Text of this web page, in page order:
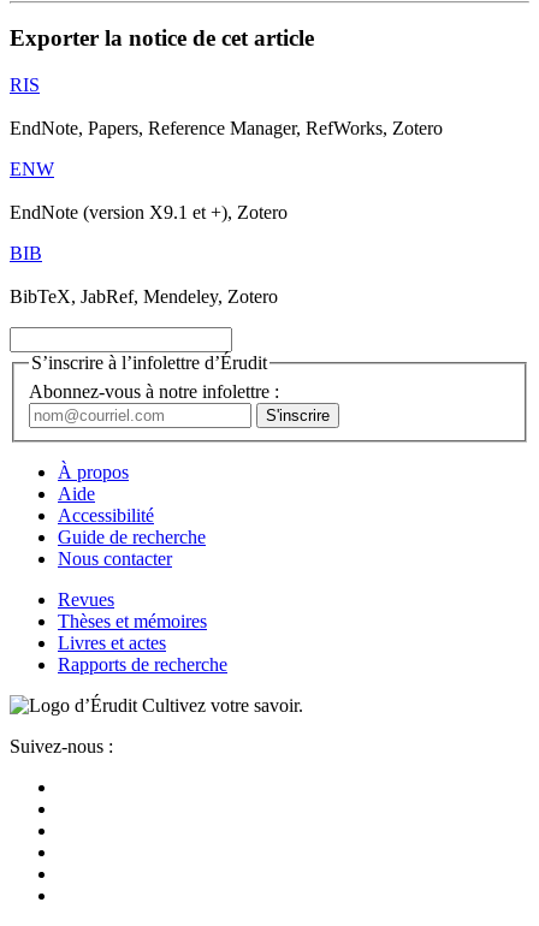
Exporter la notice de cet article
RIS
EndNote, Papers, Reference Manager, RefWorks, Zotero
ENW
EndNote (version X9.1 et +), Zotero
BIB
BibTeX, JabRef, Mendeley, Zotero
S’inscrire à l’infolettre d’Érudit
Abonnez-vous à notre infolettre :
À propos
Aide
Accessibilité
Guide de recherche
Nous contacter
Revues
Thèses et mémoires
Livres et actes
Rapports de recherche
Cultivez votre savoir.
Suivez-nous :